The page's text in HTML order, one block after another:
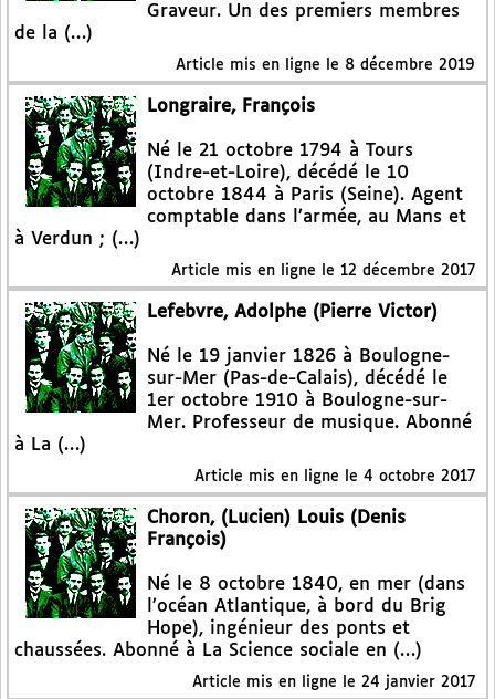
Graveur. Un des premiers membres
de la (…)
Article mis en ligne le 8 décembre 2019
Longraire, François
Né le 21 octobre 1794 à Tours
(Indre-et-Loire), décédé le 10
octobre 1844 à Paris (Seine). Agent
comptable dans l’armée, au Mans et
à Verdun ; (…)
Article mis en ligne le 12 décembre 2017
Lefebvre, Adolphe (Pierre Victor)
Né le 19 janvier 1826 à Boulogne-
sur-Mer (Pas-de-Calais), décédé le
1er octobre 1910 à Boulogne-sur-
Mer. Professeur de musique. Abonné
à La (…)
Article mis en ligne le 4 octobre 2017
Choron, (Lucien) Louis (Denis
François)
Né le 8 octobre 1840, en mer (dans
l’océan Atlantique, à bord du Brig
Hope), ingénieur des ponts et
chaussées. Abonné à La Science sociale en (…)
Article mis en ligne le 24 janvier 2017